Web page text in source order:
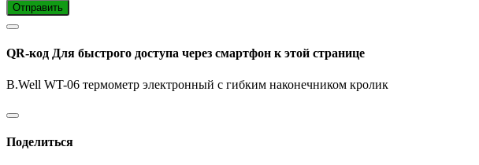
Отправить
QR-код Для быстрого доступа через смартфон к этой странице
B.Well WT-06 термометр электронный с гибким наконечником кролик
Поделиться